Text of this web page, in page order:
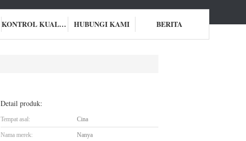
KONTROL KUALITAS HUBUNGI KAMI BERITA
Detail produk:
Tempat asal: Cina
Nama merek: Nanya